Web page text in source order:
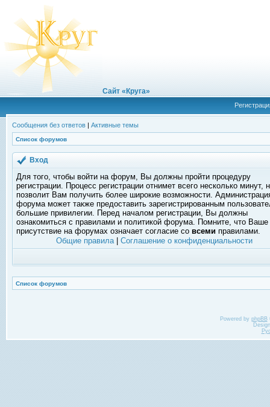
Сайт «Круга»
Сообщения без ответов | Активные темы
Список форумов
Вход
Для того, чтобы войти на форум, Вы должны пройти процедуру
регистрации. Процесс регистрации отнимет всего несколько минут,
позволит Вам получить более широкие возможности.
форума может также предоставить зарегистрированным
большие привилегии. Перед началом регистрации, Вы должны
ознакомиться с правилами и политикой форума. Помните, что Ваше
присутствие на форумах означает согласие со всеми правилами.
Общие правила| Соглашение о конфиденциальности
Список форумов
Powered by phpBB